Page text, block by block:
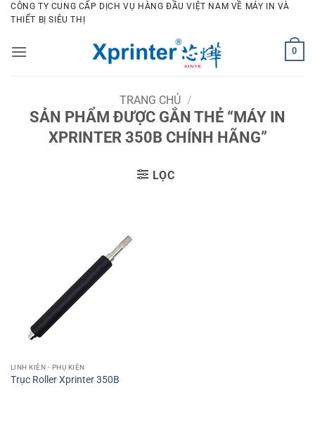
Bỏ
qua
dung
CÔNG TY CUNG CẤP DỊCH VỤ HÀNG ĐẦU VIỆT NAM VỀ MÁY IN VÀ
THIẾT BỊ SIÊU THỊ
0
TRANG CHỦ /
SẢN PHẨM ĐƯỢC GẮN THẺ “MÁY IN
XPRINTER 350B CHÍNH HÃNG”
LỌC
LINH KIỆN - PHỤ KIỆN
Trục Roller Xprinter 350B